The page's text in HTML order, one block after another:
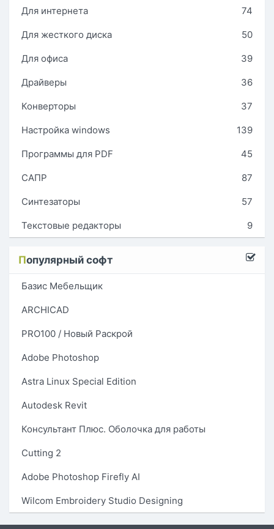
Для интернета 74
Для жесткого диска 50
Для офиса 39
Драйверы 36
Конверторы 37
Настройка windows 139
Программы для PDF 45
САПР 87
Синтезаторы 57
Текстовые редакторы 9
Популярный софт
Базис Мебельщик
ARCHICAD
PRO100 / Новый Раскрой
Adobe Photoshop
Astra Linux Special Edition
Autodesk Revit
Консультант Плюс. Оболочка для работы
Cutting 2
Adobe Photoshop Firefly AI
Wilcom Embroidery Studio Designing